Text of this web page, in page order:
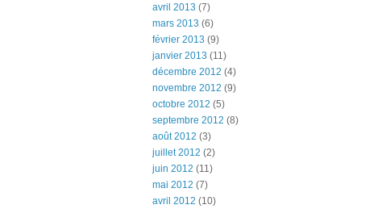
avril 2013 (7)
mars 2013 (6)
février 2013 (9)
janvier 2013 (11)
décembre 2012 (4)
novembre 2012 (9)
octobre 2012 (5)
septembre 2012 (8)
août 2012 (3)
juillet 2012 (2)
juin 2012 (11)
mai 2012 (7)
avril 2012 (10)